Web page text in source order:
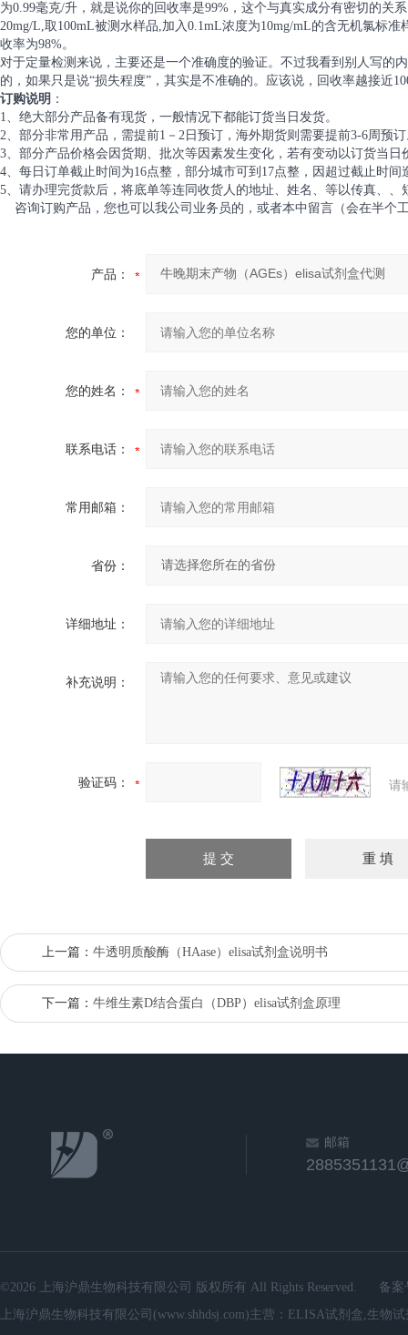
为0.99毫克/升，就是说你的回收率是99%，这个与真实成分有密切的
20mg/L,取100mL被测水样品,加入0.1mL浓度为10mg/mL的含无机氯标
收率为98%。
对于定量检测来说，主要还是一个准确度的验证。不过我看到别人写的
的，如果只是说“损失程度”，其实是不准确的。应该说，回收率越接近
订购说明 ：
1、绝大部分产品备有现货，一般情况下都能订货当日发货。
2、部分非常用产品，需提前1－2日预订，海外期货则需要提前3-6周预
3、部分产品价格会因货期、批次等因素发生变化，若有变动以订货当日
4、每日订单截止时间为16点整，部分城市可到17点整，因超过截止时
5、请办理完货款后，将底单等连同收货人的地址、姓名、等以传真、、
咨询订购产品，您也可以我公司业务员的，或者本中留言（会在半个
产品：
您的单位：
您的姓名：
联系电话：
常用邮箱：
省份：
详细地址：
补充说明：
验证码： 请
上一篇： 牛透明质酸酶（HAase）elisa试剂盒说明书
下一篇： 牛维生素D结合蛋白（DBP）elisa试剂盒原理
邮箱
©2026 上海沪鼎生物科技有限公司 版权所有 All Rights Reserved.
备案
上海沪鼎生物科技有限公司(www.shhdsj.com)主营：ELISA试剂盒,生物